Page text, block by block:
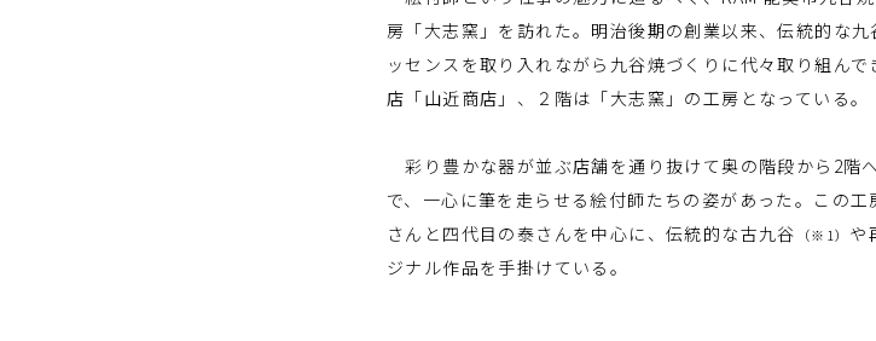
房「大志窯」を訪れた。明治後期の創業以来、伝統的な
ッセンスを取り入れながら九谷焼づくりに代々取り組ん
店「山近商店」、２階は「大志窯」の工房となっている。
彩り豊かな器が並ぶ店舗を通り抜けて奥の階段から2階
で、一心に筆を走らせる絵付師たちの姿があった。この
さんと四代目の泰さんを中心に、伝統的な古九谷
（※1） や
ジナル作品を手掛けている。